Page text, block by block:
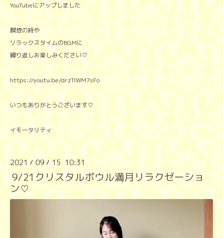
YouTubeにアップしました
瞑想の時や
リラックスタイムのBGMに
繰り返しお楽しみください♡
https://youtu.be/drzTIWM7sFo
いつもありがとうございます♡
イモータリティ
2021/09/15 10:31
9/21クリスタルボウル満月リラクゼーショ
ン♡